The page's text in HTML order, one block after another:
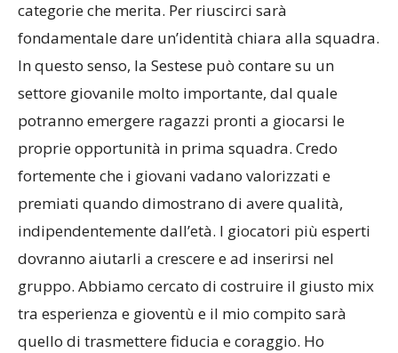
società, un percorso che riporti la Sestese nelle
categorie che merita. Per riuscirci sarà
fondamentale dare un’identità chiara alla squadra.
In questo senso, la Sestese può contare su un
settore giovanile molto importante, dal quale
potranno emergere ragazzi pronti a giocarsi le
proprie opportunità in prima squadra. Credo
fortemente che i giovani vadano valorizzati e
premiati quando dimostrano di avere qualità,
indipendentemente dall’età. I giocatori più esperti
dovranno aiutarli a crescere e ad inserirsi nel
gruppo. Abbiamo cercato di costruire il giusto mix
tra esperienza e gioventù e il mio compito sarà